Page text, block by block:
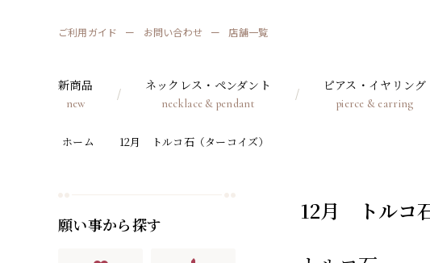
ご利用ガイド お問い合わせ 店舗一覧
新商品
new
ネックレス・ペンダント
necklace & pendant
ピアス・イヤリング
pierce & earring
ホーム 12月 トルコ石（ターコイズ）
12月 トルコ
願い事から探す